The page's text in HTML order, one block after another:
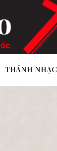
THÁNH NHẠC